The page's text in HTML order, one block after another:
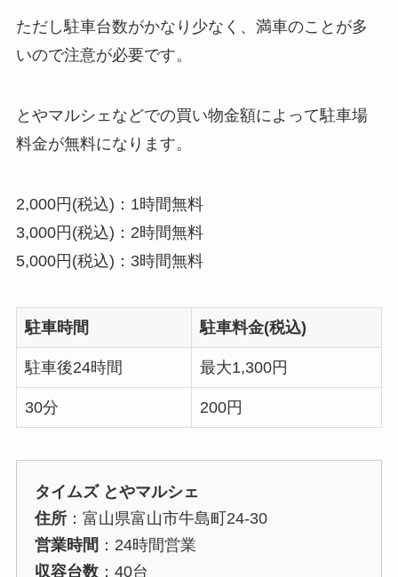
ただし駐車台数がかなり少なく、満車のことが多
いので注意が必要です。
とやマルシェなどでの買い物金額によって駐車場
料金が無料になります。
2,000円(税込)：1時間無料
3,000円(税込)：2時間無料
5,000円(税込)：3時間無料
駐車時間 駐車料金(税込)
駐車後24時間 最大1,300円
30分 200円
タイムズ とやマルシェ
住所：富山県富山市牛島町24-30
営業時間 ：24時間営業
収容台数：40台